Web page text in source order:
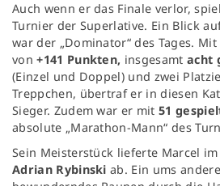
Auch wenn er das Finale verlor,
Turnier der Superlative. Ein Blick
war der „Dominator“ des Tages.
von+141 Punkten, insgesamt acht
(Einzel und Doppel) und zwei
Treppchen, übertraf er in diesen
Sieger. Zudem war er mit51
absolute „Marathon-Mann“ des
Sein Meisterstück lieferte Marcel
Adrian Rybinski ab. Ein ums